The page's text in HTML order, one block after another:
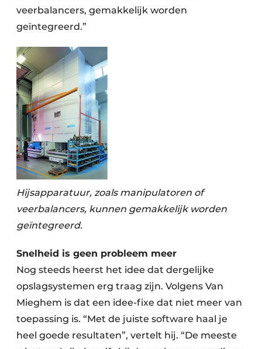
veerbalancers, gemakkelijk worden
geïntegreerd.”
Hijsapparatuur, zoals manipulatoren of
veerbalancers, kunnen gemakkelijk worden
geïntegreerd.
Snelheid is geen probleem meer
Nog steeds heerst het idee dat dergelijke
opslagsystemen erg traag zijn. Volgens Van
Mieghem is dat een idee-fixe dat niet meer van
toepassing is. “Met de juiste software haal je
heel goede resultaten”, vertelt hij. “De meeste